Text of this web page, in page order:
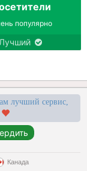
популярно
Лучший
лучший сервис,
Канада